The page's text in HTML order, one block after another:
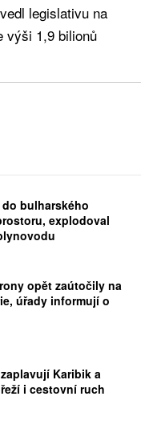
legislativu na
výši 1,9 bilionů
bulharského
explodoval
opět zaútočily na
úřady informují o
Karibik a
i cestovní ruch